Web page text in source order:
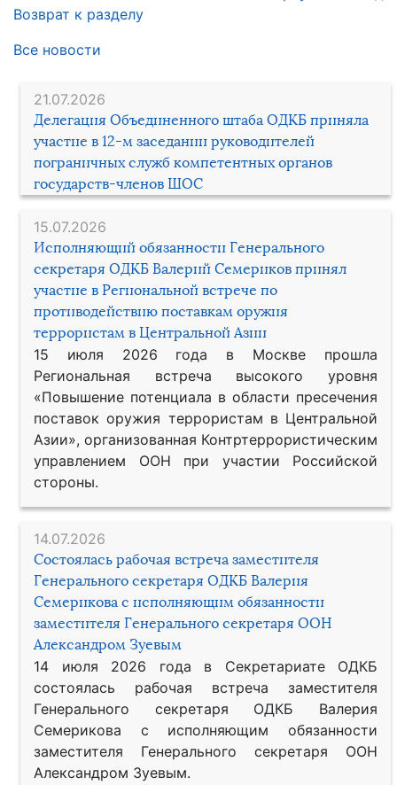
21.07.2026
Делегация Объединенного штаба ОДКБ приняла
участие в 12-м заседании руководителей
пограничных служб компетентных органов
государств-членов ШОС
15.07.2026
Исполняющий обязанности Генерального
секретаря ОДКБ Валерий Семериков принял
участие в Региональной встрече по
противодействию поставкам оружия
террористам в Центральной Азии
15 июля 2026 года в Москве прошла
Региональная встреча высокого уровня
«Повышение потенциала в области пресечения
поставок оружия террористам в Центральной
Азии», организованная Контртеррористическим
управлением ООН при участии Российской
стороны.
14.07.2026
Состоялась рабочая встреча заместителя
Генерального секретаря ОДКБ Валерия
Семерикова с исполняющим обязанности
заместителя Генерального секретаря ООН
Александром Зуевым
14 июля 2026 года в Секретариате ОДКБ
состоялась рабочая встреча заместителя
Генерального секретаря ОДКБ Валерия
Семерикова с исполняющим обязанности
заместителя Генерального секретаря ООН
Александром Зуевым.
Возврат к разделу
Все новости